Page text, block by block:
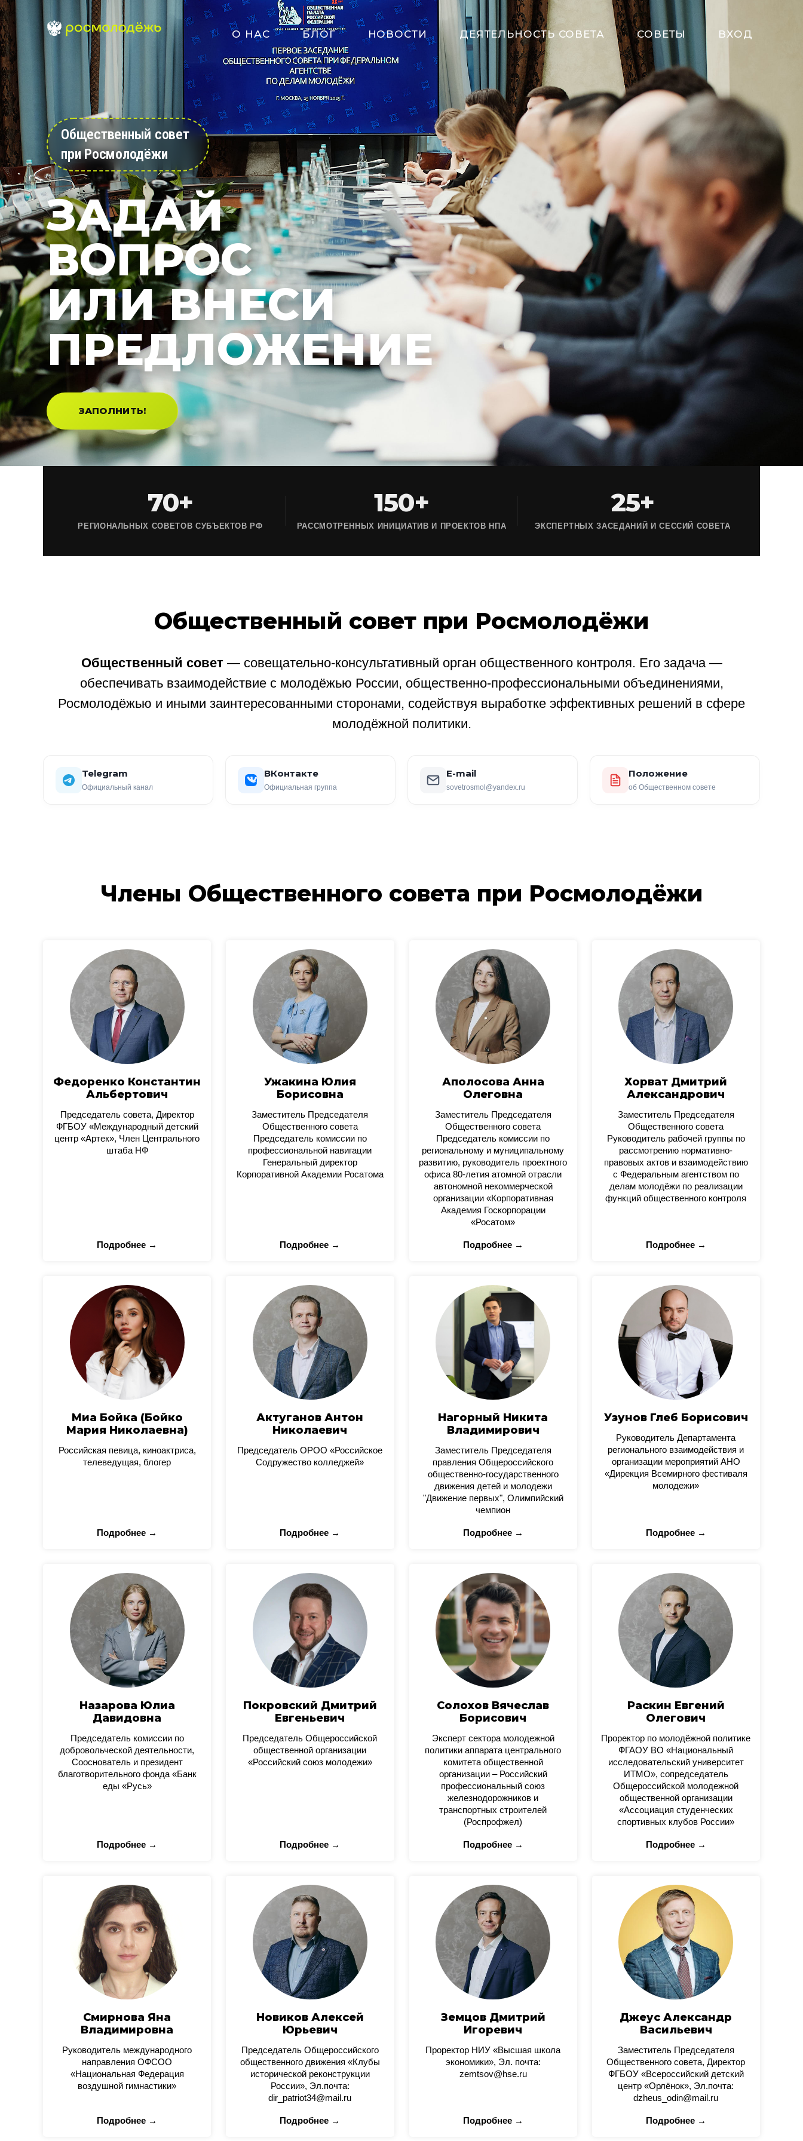
О НАС БЛОГ НОВОСТИ ДЕЯТЕЛЬНОСТЬ СОВЕТА СОВЕТЫ ВХОД
Общественный совет
при Росмолодёжи
ЗАДАЙ
ВОПРОС
ИЛИ ВНЕСИ
ПРЕДЛОЖЕНИЕ
ЗАПОЛНИТЬ!
70+
РЕГИОНАЛЬНЫХ СОВЕТОВ СУБЪЕКТОВ РФ
150+
РАССМОТРЕННЫХ ИНИЦИАТИВ И ПРОЕКТОВ НПА
25+
ЭКСПЕРТНЫХ ЗАСЕДАНИЙ И СЕССИЙ СОВЕТА
Общественный совет при Росмолодёжи
Общественный совет— совещательно-консультативный орган общественного контроля. Его задача —
обеспечивать взаимодействие с молодёжью России, общественно-профессиональными объединениями,
Росмолодёжью и иными заинтересованными сторонами, содействуя выработке эффективных решений в сфере
молодёжной политики.
Telegram
Официальный канал
ВКонтакте
Официальная группа
E-mail
sovetrosmol@yandex.ru
Положение
об Общественном совете
Члены Общественного совета при Росмолодёжи
Федоренко Константин
Альбертович
Председатель совета, Директор
ФГБОУ «Международный детский
центр «Артек», Член Центрального
штаба НФ
Подробнее →
Ужакина Юлия
Борисовна
Заместитель Председателя
Общественного совета
Председатель комиссии по
профессиональной навигации
Генеральный директор
Корпоративной Академии Росатома
Подробнее →
Аполосова Анна
Олеговна
Заместитель Председателя
Общественного совета
Председатель комиссии по
региональному и муниципальному
развитию, руководитель проектного
офиса 80-летия атомной отрасли
автономной некоммерческой
организации «Корпоративная
Академия Госкорпорации
«Росатом»
Подробнее →
Хорват Дмитрий
Александрович
Заместитель Председателя
Общественного совета
Руководитель рабочей группы по
рассмотрению нормативно-
правовых актов и взаимодействию
с Федеральным агентством по
делам молодёжи по реализации
функций общественного контроля
Подробнее →
Миа Бойка (Бойко
Мария Николаевна)
Российская певица, киноактриса,
телеведущая, блогер
Подробнее →
Актуганов Антон
Николаевич
Председатель ОРОО «Российское
Содружество колледжей»
Подробнее →
Нагорный Никита
Владимирович
Заместитель Председателя
правления Общероссийского
общественно-государственного
движения детей и молодежи
"Движение первых", Олимпийский
чемпион
Подробнее →
Узунов Глеб Борисович
Руководитель Департамента
регионального взаимодействия и
организации мероприятий АНО
«Дирекция Всемирного фестиваля
молодежи»
Подробнее →
Назарова Юлиа
Давидовна
Председатель комиссии по
добровольческой деятельности,
Сооснователь и президент
благотворительного фонда «Банк
еды «Русь»
Подробнее →
Покровский Дмитрий
Евгеньевич
Председатель Общероссийской
общественной организации
«Российский союз молодежи»
Подробнее →
Солохов Вячеслав
Борисович
Эксперт сектора молодежной
политики аппарата центрального
комитета общественной
организации – Российский
профессиональный союз
железнодорожников и
транспортных строителей
(Роспрофжел)
Подробнее →
Раскин Евгений
Олегович
Проректор по молодёжной политике
ФГАОУ ВО «Национальный
исследовательский университет
ИТМО», сопредседатель
Общероссийской молодежной
общественной организации
«Ассоциация студенческих
спортивных клубов России»
Подробнее →
Смирнова Яна
Владимировна
Руководитель международного
направления ОФСОО
«Национальная Федерация
воздушной гимнастики»
Подробнее →
Новиков Алексей
Юрьевич
Председатель Общероссийского
общественного движения «Клубы
исторической реконструкции
России», Эл.почта:
dir_patriot34@mail.ru
Подробнее →
Земцов Дмитрий
Игоревич
Проректор НИУ «Высшая школа
экономики», Эл. почта:
zemtsov@hse.ru
Подробнее →
Джеус Александр
Васильевич
Заместитель Председателя
Общественного совета, Директор
ФГБОУ «Всероссийский детский
центр «Орлёнок», Эл.почта:
dzheus_odin@mail.ru
Подробнее →